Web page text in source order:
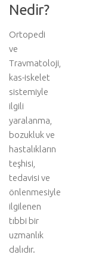
Nedir?
Ortopedi
ve
Travmatoloji,
kas-iskelet
sistemiyle
ilgili
yaralanma,
bozukluk ve
hastalıkların
teşhisi,
tedavisi ve
önlenmesiyle
ilgilenen
tıbbi bir
uzmanlık
dalıdır.